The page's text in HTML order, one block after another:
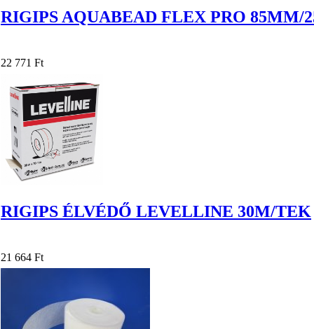
RIGIPS AQUABEAD FLEX PRO 85MM/
22 771 Ft
RIGIPS ÉLVÉDŐ LEVELLINE 30M/TEK
21 664 Ft